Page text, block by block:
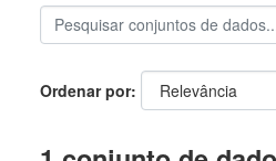
Ordenar por